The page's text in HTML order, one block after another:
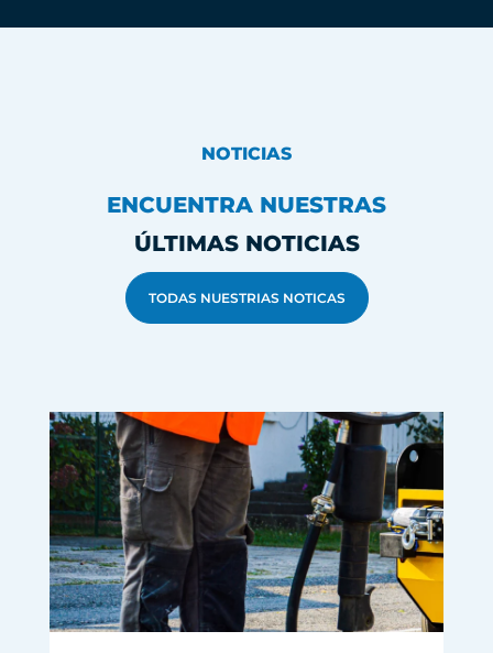
NOTICIAS
ENCUENTRA NUESTRAS
ÚLTIMAS NOTICIAS
TODAS NUESTRIAS NOTICAS